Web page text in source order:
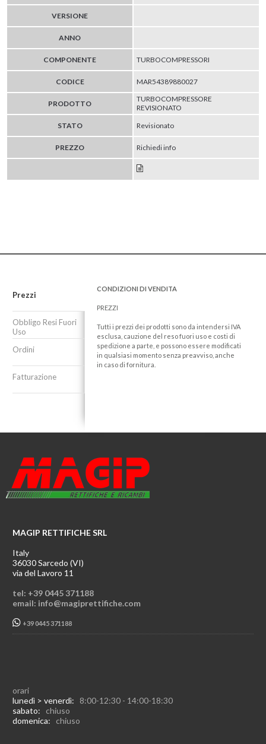
VERSIONE
ANNO
COMPONENTE TURBOCOMPRESSORI
CODICE MAR54389880027
PRODOTTO
TURBOCOMPRESSORE
REVISIONATO
STATO
Revisionato
PREZZO Richiedi info
Prezzi
Obbligo Resi Fuori
Uso
Ordini
Fatturazione
CONDIZIONI DI VENDITA
PREZZI
Tutti i prezzi dei prodotti sono da intendersi IVA
esclusa, cauzione del reso fuori uso e costi di
spedizione a parte, e possono essere modificati
in qualsiasi momento senza preavviso, anche
in caso di fornitura.
MAGIP RETTIFICHE SRL
Italy
36030 Sarcedo (VI)
via del Lavoro 11
tel: +39 0445 371188
email: info@magiprettifiche.com
+39 0445 371188
orari
lunedì > venerdì: 8:00-12:30 - 14:00-18:30
sabato: chiuso
domenica: chiuso